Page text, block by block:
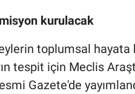
kurulacak
toplumsal hayata
tespit için Meclis
Gazete'de